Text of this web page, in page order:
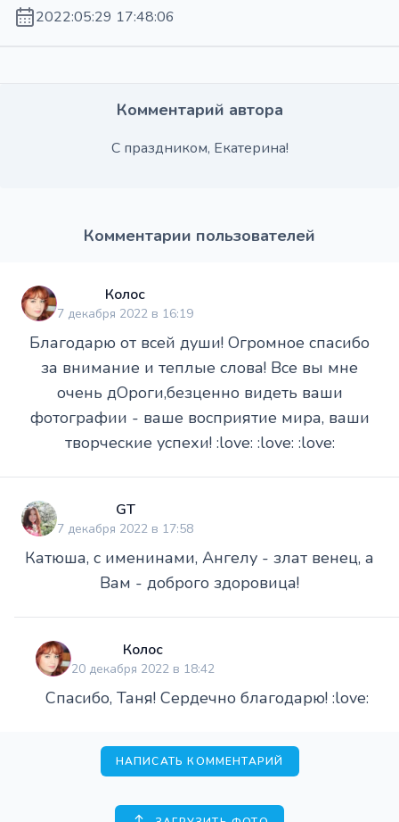
2022:05:29 17:48:06
Комментарий автора
С праздником, Екатерина!
Комментарии пользователей
Колос
7 декабря 2022 в 16:19
Благодарю от всей души! Огромное спасибо
за внимание и теплые слова! Все вы мне
очень дОроги,безценно видеть ваши
фотографии - ваше восприятие мира, ваши
творческие успехи! :love: :love: :love:
GT
7 декабря 2022 в 17:58
Катюша, с именинами, Ангелу - злат венец, а
Вам - доброго здоровица!
Колос
20 декабря 2022 в 18:42
Спасибо, Таня! Сердечно благодарю! :love:
НАПИСАТЬ КОММЕНТАРИЙ